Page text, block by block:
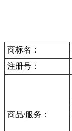
商标名：
注册号：
商品/服务：